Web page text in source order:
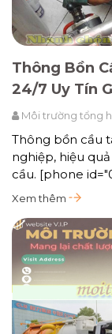
Thông Bồn
24/7 Uy Tín
Môi trường tổng
Thông bồn cầu
nghiệp, hiệu
cầu. [phone
Xem thêm